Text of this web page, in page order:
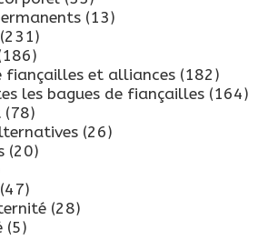
(13)
(231)
fiançailles et alliances (182)
les bagues de fiançailles (164)
(78)
(26)
(20)
(47)
(28)
(5)